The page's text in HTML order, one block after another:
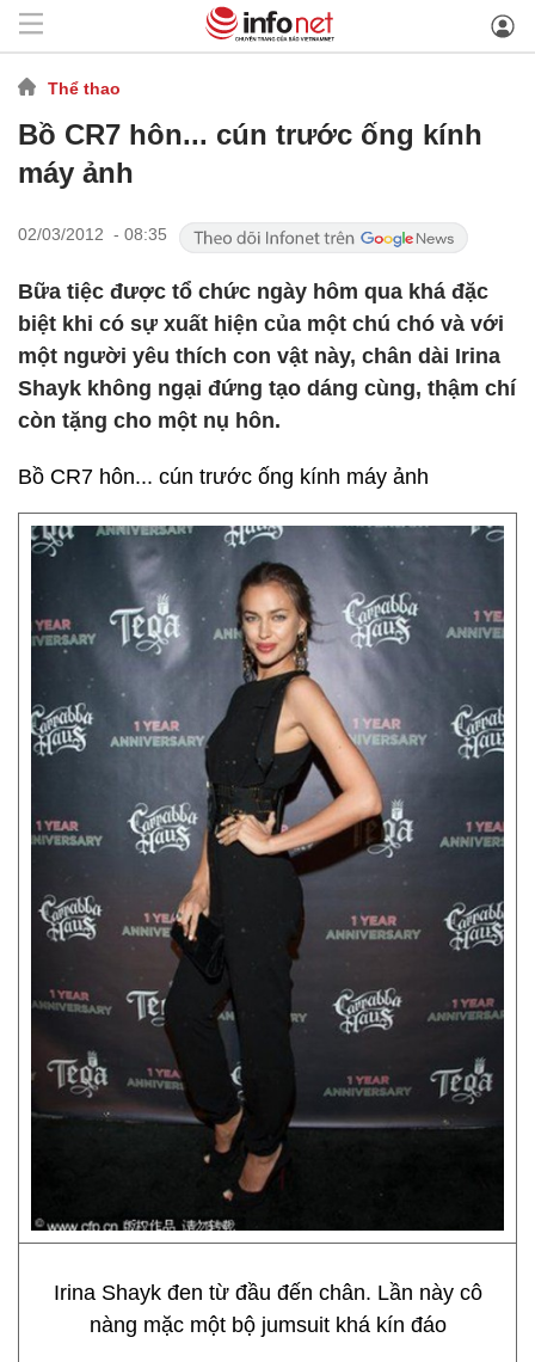
Thể thao
Bồ CR7 hôn... cún trước ống kính
máy ảnh
02/03/2012 - 08:35
Bữa tiệc được tổ chức ngày hôm qua khá đặc
biệt khi có sự xuất hiện của một chú chó và với
một người yêu thích con vật này, chân dài Irina
Shayk không ngại đứng tạo dáng cùng, thậm chí
còn tặng cho một nụ hôn.
Bồ CR7 hôn... cún trước ống kính máy ảnh
Irina Shayk đen từ đầu đến chân. Lần này cô
nàng mặc một bộ jumsuit khá kín đáo